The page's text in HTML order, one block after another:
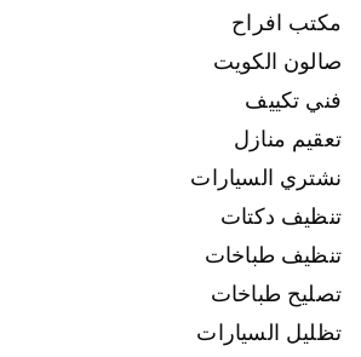
مكتب افراح
صالون الكويت
فني تكييف
تعقيم منازل
نشتري السيارات
تنظيف دكتات
تنظيف طباخات
تصليح طباخات
تظليل السيارات